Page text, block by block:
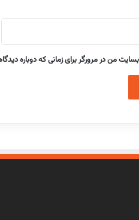
من در مرورگر برای زمانی که دوباره